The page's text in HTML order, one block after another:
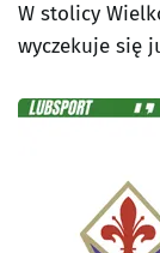
W stolicy
wyczekuje się